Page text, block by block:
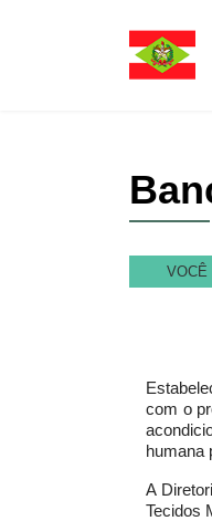
VOCÊ
com o
humana
A
Tecidos